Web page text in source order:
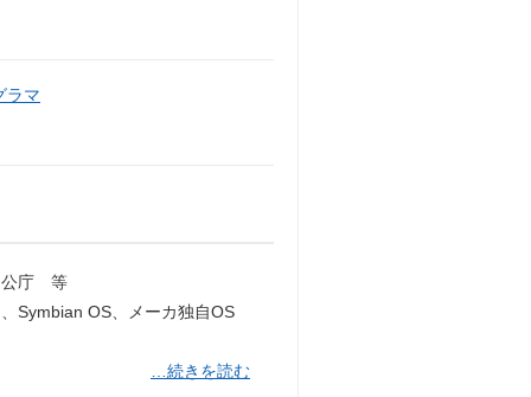
ラマ
公庁 等
Symbian OS、メーカ独自OS
…続きを読む